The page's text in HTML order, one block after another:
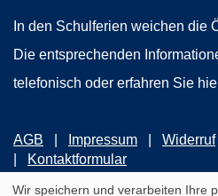
In den Schulferien weichen die
Die entsprechenden
telefonisch oder erfahren Sie
AGB Impressum Widerruf
Kontaktformular
Wir speichern und verarbeiten Ihre